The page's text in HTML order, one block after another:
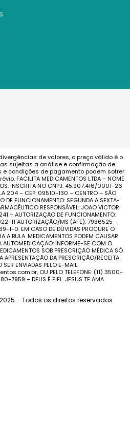
de valores, o preço válido é o
sujeitas a análise e confirmação de
e condições de pagamento podem sofrer
FACILITA MEDICAMENTOS LTDA – NOME
INSCRITA NO CNPJ: 45.907.416/0001-26
204 – CEP: 09510-130 – CENTRO – SÃO
DE FUNCIONAMENTO: SEGUNDA A SEXTA-
RESPONSÁVEL: JOAO VICTOR
– AUTORIZAÇÃO DE FUNCIONAMENTO:
11 AUTORIZAÇÃO/MS (AFE): 7936525 –
0. EM CASO DE DÚVIDAS PROCURE O
A BULA. MEDICAMENTOS PODEM CAUSAR
AUTOMEDICAÇÃO: INFORME-SE COM O
SOB PRESCRIÇÃO MÉDICA SÓ
APRESENTAÇÃO DA PRESCRIÇÃO/RECEITA
SER ENVIADAS PELO E-MAIL:
OU PELO TELEFONE: (11) 3500-
7959 – DEUS É FIEL. JESUS TE AMA
– Todos os direitos reservados